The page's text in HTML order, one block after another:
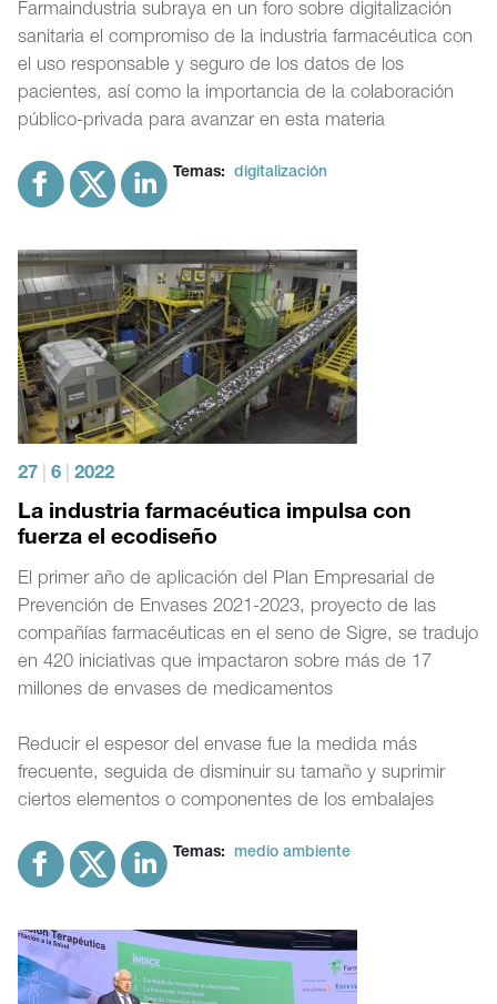
Farmaindustria subraya en un foro sobre digitalización
sanitaria el compromiso de la industria farmacéutica con
el uso responsable y seguro de los datos de los
pacientes, así como la importancia de la colaboración
público-privada para avanzar en esta materia
Temas: digitalización
27 6 2022
La industria farmacéutica impulsa con
fuerza el ecodiseño
El primer año de aplicación del Plan Empresarial de
Prevención de Envases 2021-2023, proyecto de las
compañías farmacéuticas en el seno de Sigre, se tradujo
en 420 iniciativas que impactaron sobre más de 17
millones de envases de medicamentos
Reducir el espesor del envase fue la medida más
frecuente, seguida de disminuir su tamaño y suprimir
ciertos elementos o componentes de los embalajes
Temas: medio ambiente